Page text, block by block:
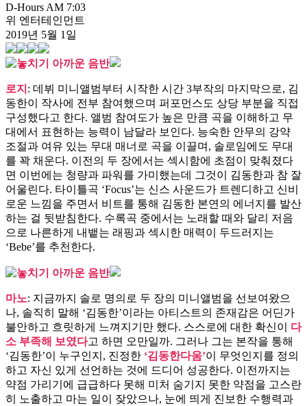
D-Hours AM 7:03
위 엔터테인먼트
2019년 5월 1일
로지 : 데뷔 미니앨범부터 시작한 시간 3부작의 마지막으로, 김
동한이 작사에 전부 참여했으며 퍼포먼스도 상당 부분을 직접
구성했다고 한다. 앨범 참여도가 높은 만큼 곡을 이해하고 무
대에서 표현하는 능력이 남달라 보인다. 능숙한 안무의 강약
조절과 여유 있는 무대 매너로 곡을 이끌며, 솔로임에도 무대
를 꽉 채운다. 이전의 두 장에서는 섹시함에 초점이 맞춰졌다
면 이번에는 청량과 파워를 가미했는데 그것이 김동한과 참 잘
어울린다. 타이틀곡 ‘Focus’는 신스 사운드가 트렌디하고 신비
로운 느낌을 주면서 비트를 통해 김동한 본연의 에너지를 발산
하는 걸 뒷받침한다. 수록곡 중에서는 노래할 때와 달리 저음
으로 나른하게 내뱉는 래핑과 섹시한 매력이 두드러지는
‘Bebe’를 추천한다.
마노: 지금까지 솔로 명의로 두 장의 미니앨범을 선보여왔으
나, 솔직히 말해 ‘김동한’이라는 아티스트의 존재감은 어딘가
불안하고 흐릿하게 느껴지기만 했다. 스스로에 대한 확신이 다
소 부족해 보였다고 하면 오만일까. 그러나 그는 본작을 통해
‘김동한’이 누구인지, 진정한 ‘김동한다움’이 무엇인지를 정의
하고 자신 있게 선언하는 것에 드디어 성공한다. 이전까지는
약점 가리기에 급급하다 못해 미처 숨기지 못한 약점을 고스란
히 노출하고 마는 일이 잦았으나, 눈에 띄게 진보한 수행력과